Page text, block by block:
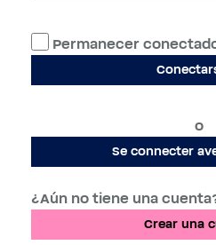
Permanecer
o
Se connecter
¿Aún no tiene una
Crear una